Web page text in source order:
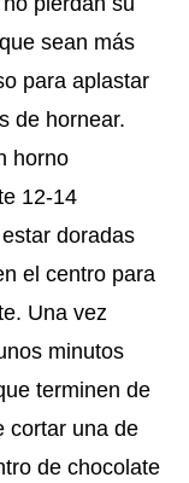
sean más
para aplastar
de hornear.
horno
12-14
doradas
el centro para
Una vez
minutos
terminen de
cortar una de
de chocolate